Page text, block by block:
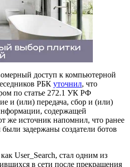
доступ к компьютерной
РБК уточнил, что
по статье 272.1 УК РФ
и (или) передача, сбор и (или)
содержащей
же источник напомнил, что ранее
задержаны создатели ботов
User_Search, стал одним из
в сети после прекращения